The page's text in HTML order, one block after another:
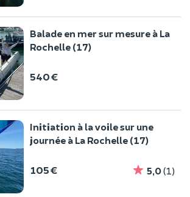
Balade en mer sur mesure à La
Rochelle (17)
540 €
Initiation à la voile sur une
journée à La Rochelle (17)
105 € 5,0(1)